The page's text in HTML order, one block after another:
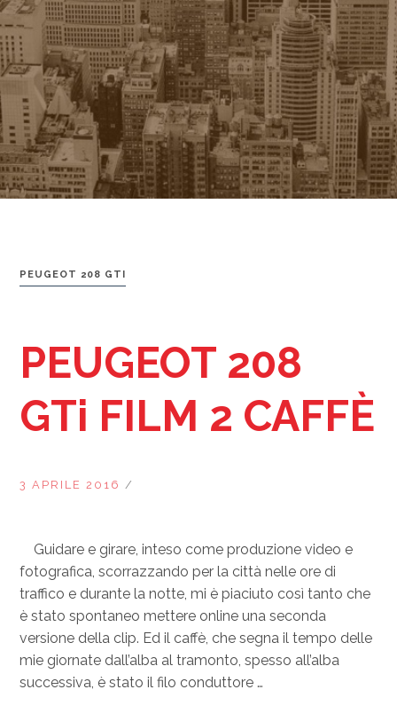
PEUGEOT 208 GTI
PEUGEOT 208
GTi FILM 2 CAFFÈ
3 APRILE 2016 /
Guidare e girare, inteso come produzione video e
fotografica, scorrazzando per la città nelle ore di
traffico e durante la notte, mi è piaciuto così tanto che
è stato spontaneo mettere online una seconda
versione della clip. Ed il caffè, che segna il tempo delle
mie giornate dall’alba al tramonto, spesso all’alba
successiva, è stato il filo conduttore …